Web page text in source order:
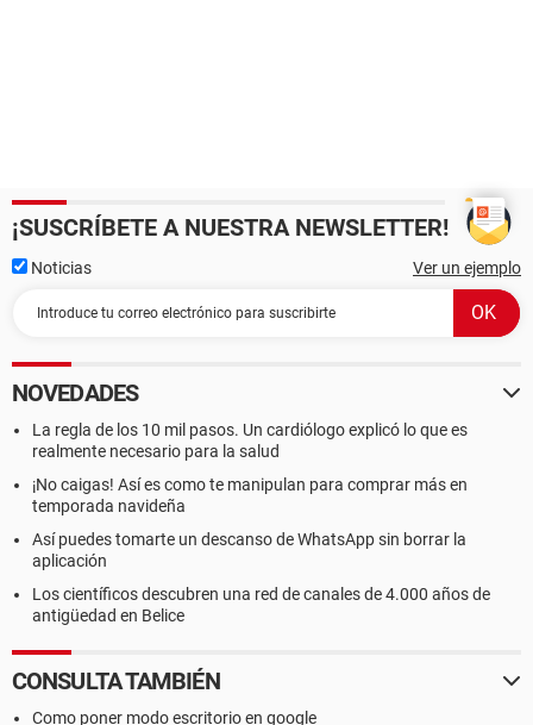
¡SUSCRÍBETE A NUESTRA NEWSLETTER!
Noticias Ver un ejemplo
NOVEDADES
La regla de los 10 mil pasos. Un cardiólogo explicó lo que es
realmente necesario para la salud
¡No caigas! Así es como te manipulan para comprar más en
temporada navideña
Así puedes tomarte un descanso de WhatsApp sin borrar la
aplicación
Los científicos descubren una red de canales de 4.000 años de
antigüedad en Belice
CONSULTA TAMBIÉN
Como poner modo escritorio en google